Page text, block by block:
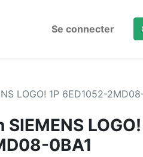
Se connecter
LOGO! 1P 6ED1052-
LOGO!
0BA1